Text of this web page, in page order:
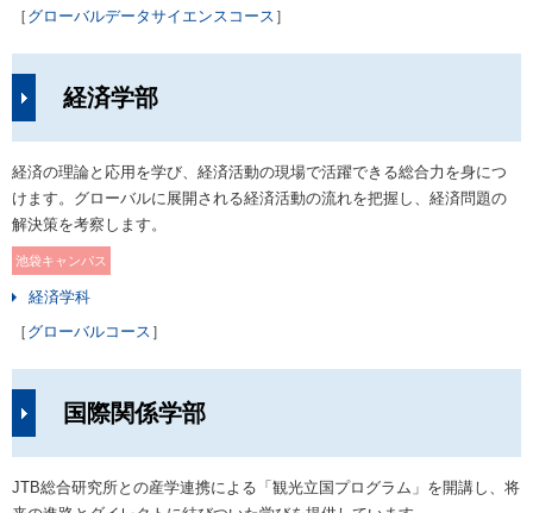
［ グローバルデータサイエンスコース ］
経済学部
経済の理論と応用を学び、経済活動の現場で活躍できる総合力を身につ
けます。グローバルに展開される経済活動の流れを把握し、経済問題の
解決策を考察します。
池袋キャンパス
経済学科
［ グローバルコース ］
国際関係学部
JTB総合研究所との産学連携による「観光立国プログラム」を開講し、将